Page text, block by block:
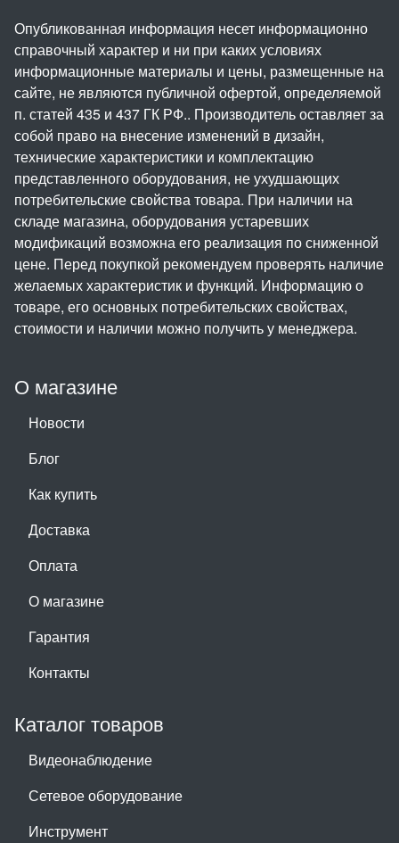
О магазине
Новости
Блог
Как купить
Доставка
Оплата
О магазине
Гарантия
Контакты
Каталог товаров
Видеонаблюдение
Сетевое оборудование
Инструмент
Опубликованная информация несет информационно
справочный характер и ни при каких условиях
информационные материалы и цены, размещенные на
сайте, не являются публичной офертой, определяемой
п. статей 435 и 437 ГК РФ.. Производитель оставляет за
собой право на внесение изменений в дизайн,
технические характеристики и комплектацию
представленного оборудования, не ухудшающих
потребительские свойства товара. При наличии на
складе магазина, оборудования устаревших
модификаций возможна его реализация по сниженной
цене. Перед покупкой рекомендуем проверять наличие
желаемых характеристик и функций. Информацию о
товаре, его основных потребительских свойствах,
стоимости и наличии можно получить у менеджера.